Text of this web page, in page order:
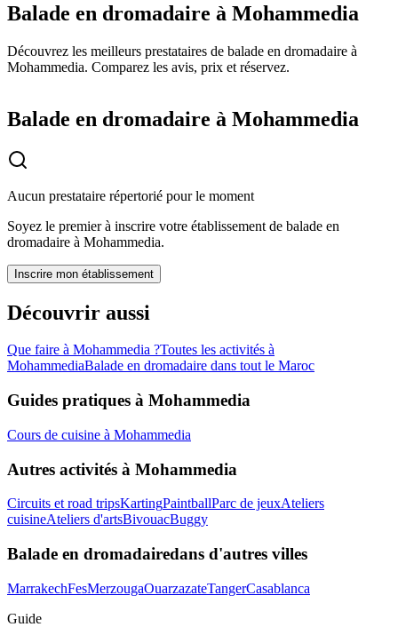
Balade en dromadaire à Mohammedia
Découvrez les meilleurs prestataires de balade en dromadaire à
Mohammedia. Comparez les avis, prix et réservez.
Balade en dromadaire à Mohammedia
Aucun prestataire répertorié pour le moment
Soyez le premier à inscrire votre établissement de balade en
dromadaire à Mohammedia.
Inscrire mon établissement
Découvrir aussi
Que faire à Mohammedia ?Toutes les activités à
MohammediaBalade en dromadaire dans tout le Maroc
Guides pratiques à Mohammedia
Cours de cuisine à Mohammedia
Autres activités à Mohammedia
Circuits et road tripsKartingPaintballParc de jeuxAteliers
cuisineAteliers d'artsBivouacBuggy
Balade en dromadairedans d'autres villes
MarrakechFesMerzougaOuarzazateTangerCasablanca
Guide